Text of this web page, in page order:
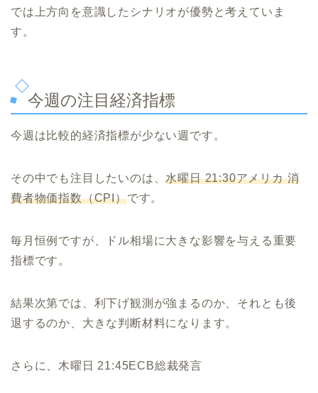
では上方向を意識したシナリオが優勢と考えていま
す。
今週の注目経済指標
今週は比較的経済指標が少ない週です。
その中でも注目したいのは、水曜日 21:30アメリカ 消
費者物価指数（CPI）です。
毎月恒例ですが、ドル相場に大きな影響を与える重要
指標です。
結果次第では、利下げ観測が強まるのか、それとも後
退するのか、大きな判断材料になります。
さらに、木曜日 21:45ECB総裁発言